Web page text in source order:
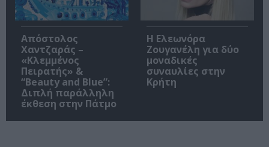
Απόστολος
Χαντζαράς –
«Κλεμμένος
Πειρατής» &
“Beauty and Blue”:
Διπλή παράλληλη
έκθεση στην Πάτμο
Η Ελεωνόρα
Ζουγανέλη για δύο
μοναδικές
συναυλίες στην
Κρήτη